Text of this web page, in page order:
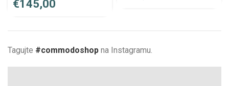
€
Tagujte #commodoshop na Instagramu.